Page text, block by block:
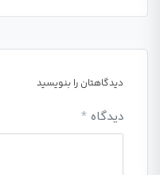
دیدگاهتان را بنویسید
دیدگاه *